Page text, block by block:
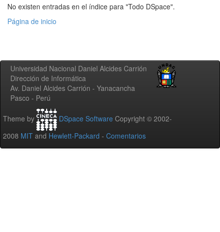
No existen entradas en el índice para "Todo DSpace".
Página de inicio
Universidad Nacional Daniel Alcides Carrión
Dirección de Informática
Av. Daniel Alcides Carrión - Yanacancha
Pasco - Perú
Theme by DSpace Software Copyright © 2002-
2008 MIT and Hewlett-Packard - Comentarios